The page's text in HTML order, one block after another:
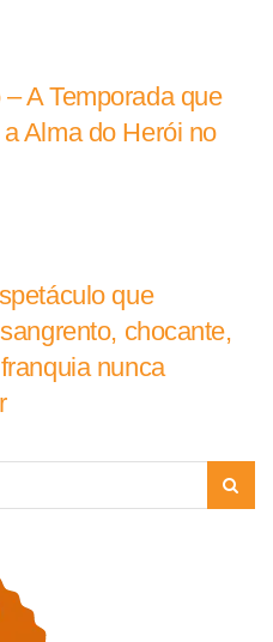
A Temporada que
Alma do Herói no
que
chocante,
nunca